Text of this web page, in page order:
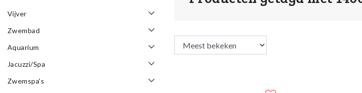
Vijver
Zwembad
Aquarium
Jacuzzi/Spa
Zwemspa's